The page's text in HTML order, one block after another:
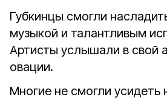
Губкинцы смогли
музыкой и талантливым
Артисты услышали в свой
овации.
Многие не смогли усидеть